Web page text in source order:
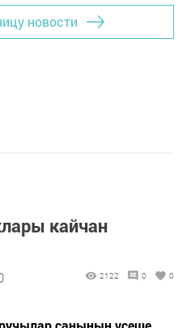
новости
кайчан
2122 0 0